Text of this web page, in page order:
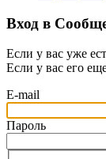
Вход в
Если у вас уже
Если у вас его
E-mail
Пароль